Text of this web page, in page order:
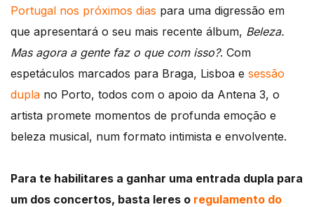
Portugal nos próximos dias para uma digressão em
que apresentará o seu mais recente álbum, Beleza.
Mas agora a gente faz o que com isso?. Com
espetáculos marcados para Braga, Lisboa e sessão
dupla no Porto, todos com o apoio da Antena 3, o
artista promete momentos de profunda emoção e
beleza musical, num formato intimista e envolvente.
Para te habilitares a ganhar uma entrada dupla para
um dos concertos, basta leres o regulamento do